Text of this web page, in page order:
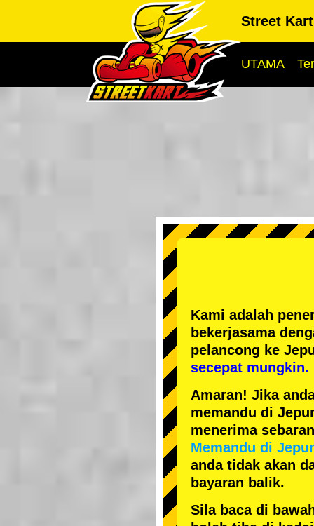
Street
UTAMA
Kami adalah
bekerjasama
pelancong ke
secepat mungkin.
Amaran! Jika
memandu di
menerima
Memandu di
anda tidak akan
bayaran balik.
Sila baca di